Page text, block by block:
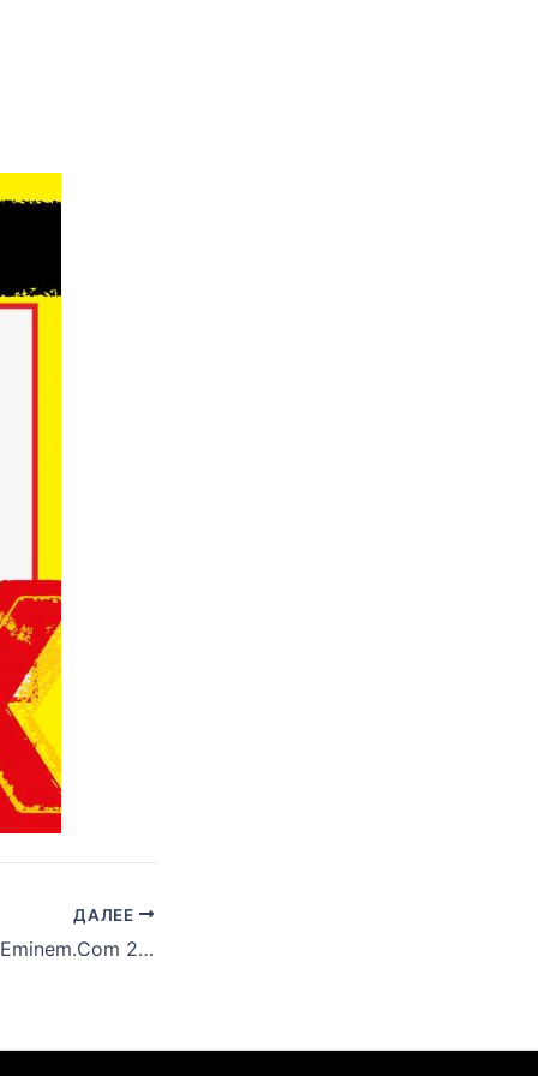
ДАЛЕЕ
[#SR15] Часть 4: Eminem.Com 2004. Encore